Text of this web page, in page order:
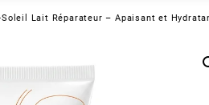
Soleil Lait Réparateur – Apaisant et